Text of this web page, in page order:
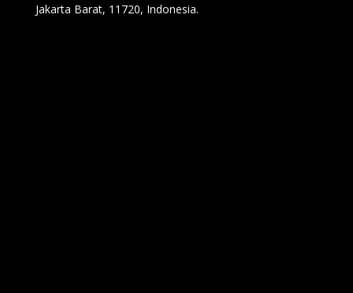
Jakarta Barat, 11720, Indonesia.